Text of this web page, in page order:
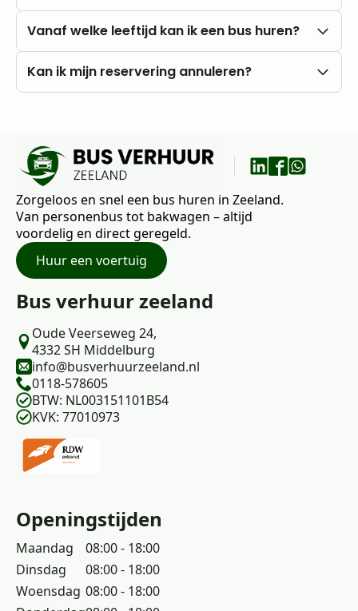
Onze prijzen zijn altijd inclusief btw en
eigen rekening.
Vanaf welke leeftijd kan ik een bus huren?
U kunt al vanaf 18 jaar bij ons huren, mits u in het
Kan ik mijn reservering annuleren?
ons te bespreken.
Zorgeloos en snel een bus huren in Zeeland.
Van personenbus tot bakwagen – altijd
voordelig en direct geregeld.
Huur een voertuig
Bus verhuur zeeland
Oude Veerseweg 24,
4332 SH Middelburg
info@busverhuurzeeland.nl
0118-578605
BTW: NL003151101B54
KVK: 77010973
Openingstijden
Maandag
Dinsdag
Woensdag
08:00 - 18:00
08:00 - 18:00
08:00 - 18:00